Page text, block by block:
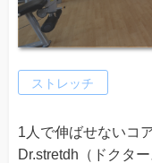
ストレッチ
1人で伸ばせないコ
Dr.stretdh（ドクタ